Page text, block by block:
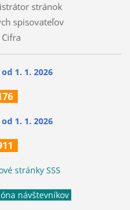
stránok
spisovateľov
1. 1. 2026
od 1. 1. 2026
stránky SSS
návštevníkov